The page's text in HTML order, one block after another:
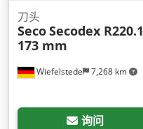
Wiefelstede 7,268 km
刀头
SecoSecodex
173 mm
询问